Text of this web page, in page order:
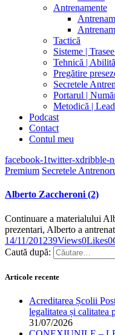
Antrenamente
Tactică
Sisteme |
Tehnică |
Pregătire
Secretele
Portarul |
Metodică |
Podcast
Contact
Contul meu
facebook-1twitter-xdribble-
Premium Secretele
Alberto Zaccheroni (2)
Continuare a materialului
prezentari, Alberto a
14/11/201239Views0Likes0
Caută după:
Articole recente
Acreditarea Școlii
legalitatea și calitatea
31/07/2026